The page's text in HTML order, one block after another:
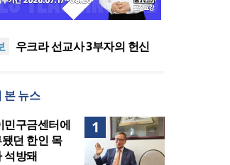
[최원호 목사의 영혼의 양식 63]
까?
한인 목회자 석방돼
우크라 선교사 3부자의 헌신
지법 시행… 기독교계 강력 반
[최원호 목사의 영혼의 양식 63]
말씀은 같은데 왜 열매는 다를
까?
美 이민구금센터에 억류됐던
한인 목회자 석방돼
본 뉴스
1
민구금센터에
던 한인 목
석방돼